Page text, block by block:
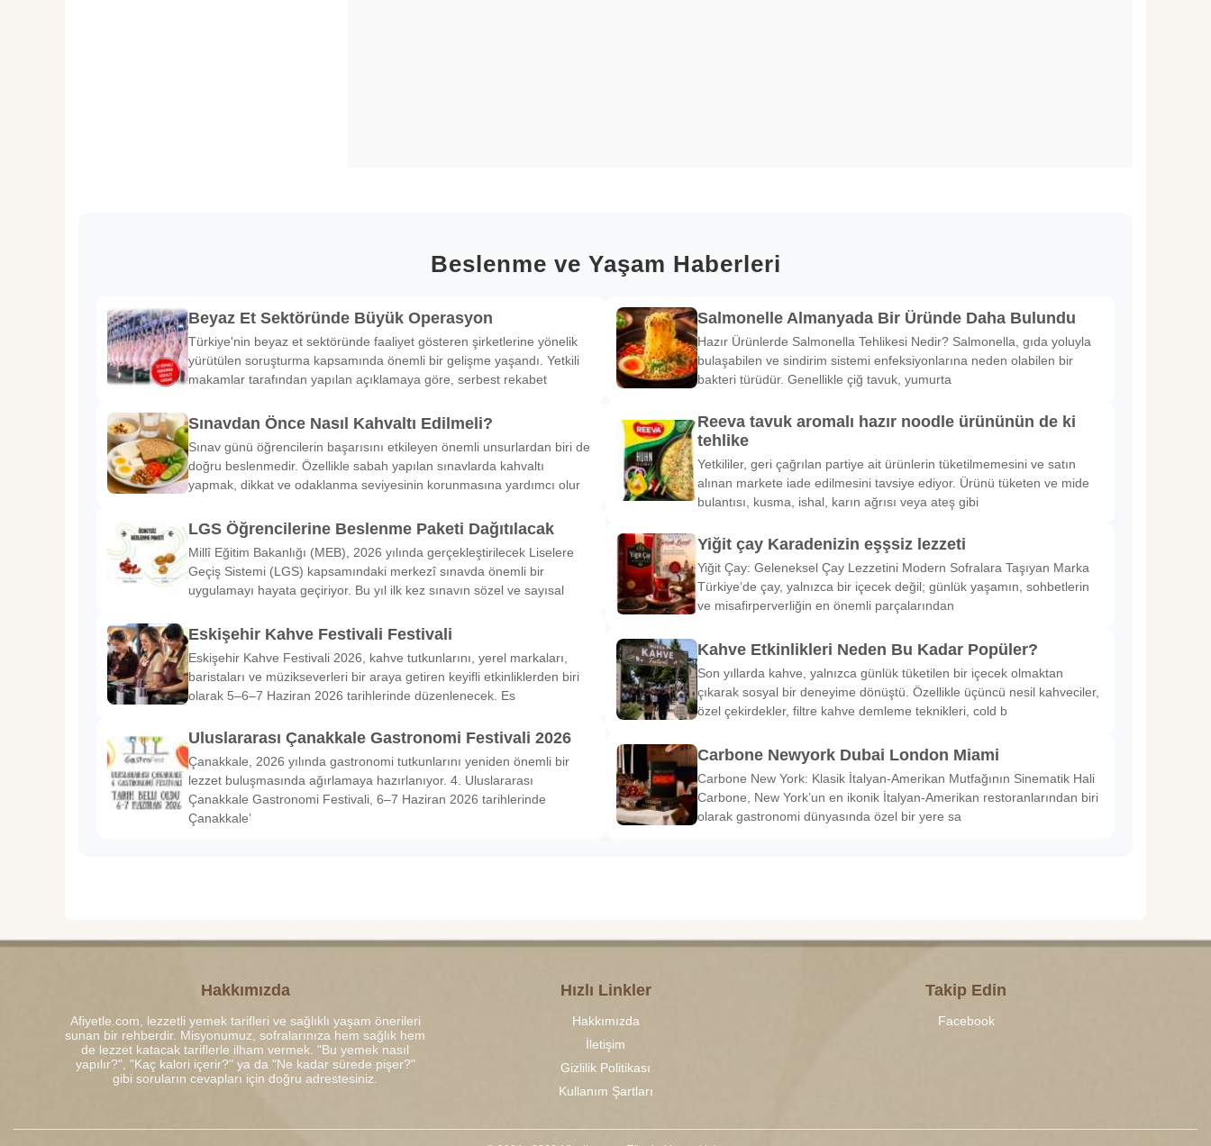
Beslenme ve Yaşam Haberleri
Beyaz Et Sektöründe Büyük Operasyon
Türkiye'nin beyaz et sektöründe faaliyet gösteren şirketlerine yönelik
yürütülen soruşturma kapsamında önemli bir gelişme yaşandı. Yetkili
makamlar tarafından yapılan açıklamaya göre, serbest rekabet
Sınavdan Önce Nasıl Kahvaltı Edilmeli?
Sınav günü öğrencilerin başarısını etkileyen önemli unsurlardan biri de
doğru beslenmedir. Özellikle sabah yapılan sınavlarda kahvaltı
yapmak, dikkat ve odaklanma seviyesinin korunmasına yardımcı olur
LGS Öğrencilerine Beslenme Paketi Dağıtılacak
Millî Eğitim Bakanlığı (MEB), 2026 yılında gerçekleştirilecek Liselere
Geçiş Sistemi (LGS) kapsamındaki merkezî sınavda önemli bir
uygulamayı hayata geçiriyor. Bu yıl ilk kez sınavın sözel ve sayısal
Eskişehir Kahve Festivali Festivali
Eskişehir Kahve Festivali 2026, kahve tutkunlarını, yerel markaları,
baristaları ve müzikseverleri bir araya getiren keyifli etkinliklerden biri
olarak 5–6–7 Haziran 2026 tarihlerinde düzenlenecek. Es
Uluslararası Çanakkale Gastronomi Festivali 2026
Çanakkale, 2026 yılında gastronomi tutkunlarını yeniden önemli bir
lezzet buluşmasında ağırlamaya hazırlanıyor. 4. Uluslararası
Çanakkale Gastronomi Festivali, 6–7 Haziran 2026 tarihlerinde
Çanakkale’
Salmonelle Almanyada Bir Üründe Daha Bulundu
Hazır Ürünlerde Salmonella Tehlikesi Nedir? Salmonella, gıda yoluyla
bulaşabilen ve sindirim sistemi enfeksiyonlarına neden olabilen bir
bakteri türüdür. Genellikle çiğ tavuk, yumurta
Reeva tavuk aromalı hazır noodle ürününün de ki
tehlike
Yetkililer, geri çağrılan partiye ait ürünlerin tüketilmemesini ve satın
alınan markete iade edilmesini tavsiye ediyor. Ürünü tüketen ve mide
bulantısı, kusma, ishal, karın ağrısı veya ateş gibi
Yiğit çay Karadenizin eşşsiz lezzeti
Yiğit Çay: Geleneksel Çay Lezzetini Modern Sofralara Taşıyan Marka
Türkiye’de çay, yalnızca bir içecek değil; günlük yaşamın, sohbetlerin
ve misafirperverliğin en önemli parçalarından
Kahve Etkinlikleri Neden Bu Kadar Popüler?
Son yıllarda kahve, yalnızca günlük tüketilen bir içecek olmaktan
çıkarak sosyal bir deneyime dönüştü. Özellikle üçüncü nesil kahveciler,
özel çekirdekler, filtre kahve demleme teknikleri, cold b
Carbone Newyork Dubai London Miami
Carbone New York: Klasik İtalyan-Amerikan Mutfağının Sinematik Hali
Carbone, New York’un en ikonik İtalyan-Amerikan restoranlarından biri
olarak gastronomi dünyasında özel bir yere sa
Hakkımızda
Afiyetle.com, lezzetli yemek tarifleri ve sağlıklı yaşam önerileri
sunan bir rehberdir. Misyonumuz, sofralarınıza hem sağlık hem
de lezzet katacak tariflerle ilham vermek. "Bu yemek nasıl
yapılır?", "Kaç kalori içerir?" ya da "Ne kadar sürede pişer?"
gibi soruların cevapları için doğru adrestesiniz.
Hızlı Linkler
Hakkımızda
İletişim
Gizlilik Politikası
Kullanım Şartları
Takip Edin
Facebook